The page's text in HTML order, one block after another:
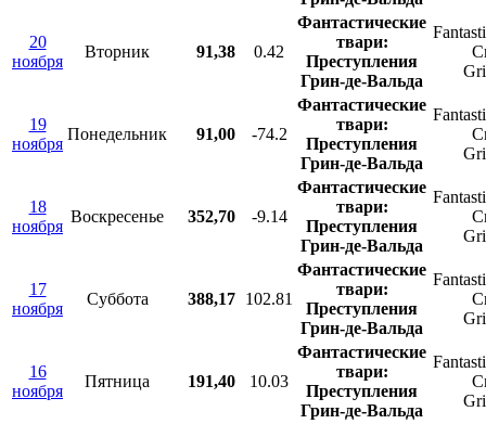
20
ноября
Вторник 91,38 0.42
Фантастические
твари:
Преступления
Грин-де-Вальда
19
ноября
Понедельник 91,00 -74.2
Фантастические
твари:
Преступления
Грин-де-Вальда
18
ноября
Воскресенье 352,70 -9.14
Фантастические
твари:
Преступления
Грин-де-Вальда
17
ноября
Суббота 388,17 102.81
Фантастические
твари:
Преступления
Грин-де-Вальда
16
ноября
Пятница 191,40 10.03
Фантастические
твари:
Преступления
Грин-де-Вальда